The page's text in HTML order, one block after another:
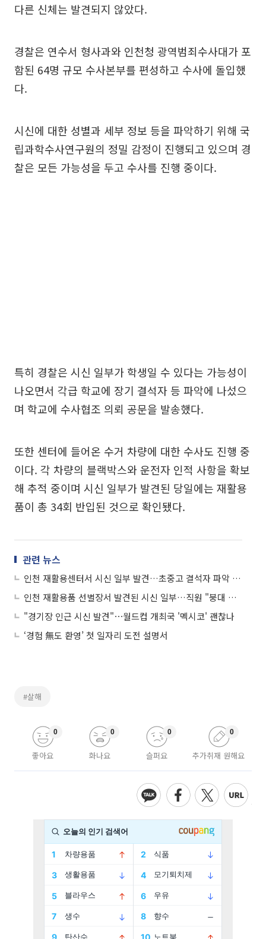
다른 신체는 발견되지 않았다.
경찰은 연수서 형사과와 인천청 광역범죄수사대가 포
함된 64명 규모 수사본부를 편성하고 수사에 돌입했
다.
시신에 대한 성별과 세부 정보 등을 파악하기 위해 국
립과학수사연구원의 정밀 감정이 진행되고 있으며 경
찰은 모든 가능성을 두고 수사를 진행 중이다.
특히 경찰은 시신 일부가 학생일 수 있다는 가능성이
나오면서 각급 학교에 장기 결석자 등 파악에 나섰으
며 학교에 수사협조 의뢰 공문을 발송했다.
또한 센터에 들어온 수거 차량에 대한 수사도 진행 중
이다. 각 차량의 블랙박스와 운전자 인적 사항을 확보
해 추적 중이며 시신 일부가 발견된 당일에는 재활용
품이 총 34회 반입된 것으로 확인됐다.
관련 뉴스
인천 재활용센터서 시신 일부 발견…초중고 결석자 파악 나선 이유
인천 재활용품 선별장서 발견된 시신 일부…직원 "붕대 감긴 상태였다"
"경기장 인근 시신 발견"⋯월드컵 개최국 '멕시코' 괜찮나
‘경험 無도 환영’ 첫 일자리 도전 설명서
#살해
좋아요
0
화나요
0
슬퍼요
0
추가취재 원해요
0